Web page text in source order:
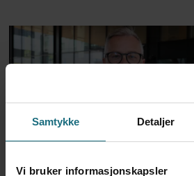
Samtykke Detaljer
Vi bruker informasjonskapsler